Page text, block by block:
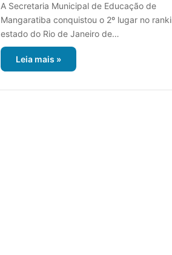
A Secretaria Municipal de Educação de
Mangaratiba conquistou o 2º lugar no
estado do Rio de Janeiro de…
Leia mais »